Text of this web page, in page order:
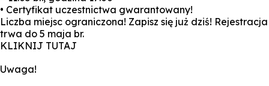
• Certyfikat uczestnictwa gwarantowany!
Liczba miejsc ograniczona! Zapisz się już dziś! Rejestracja
trwa do 5 maja br.
KLIKNIJ TUTAJ
Uwaga!